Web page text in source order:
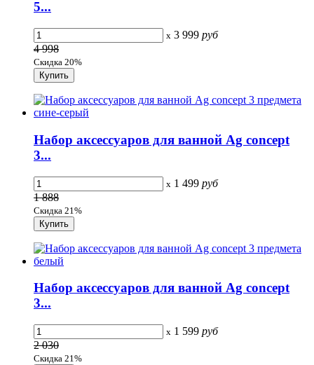
5...
x 3 999 руб
4 998
Скидка 20%
Набор аксессуаров для ванной Ag concept
3...
x 1 499 руб
1 888
Скидка 21%
Набор аксессуаров для ванной Ag concept
3...
x 1 599 руб
2 030
Скидка 21%